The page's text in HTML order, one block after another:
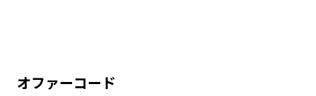
オファーコード